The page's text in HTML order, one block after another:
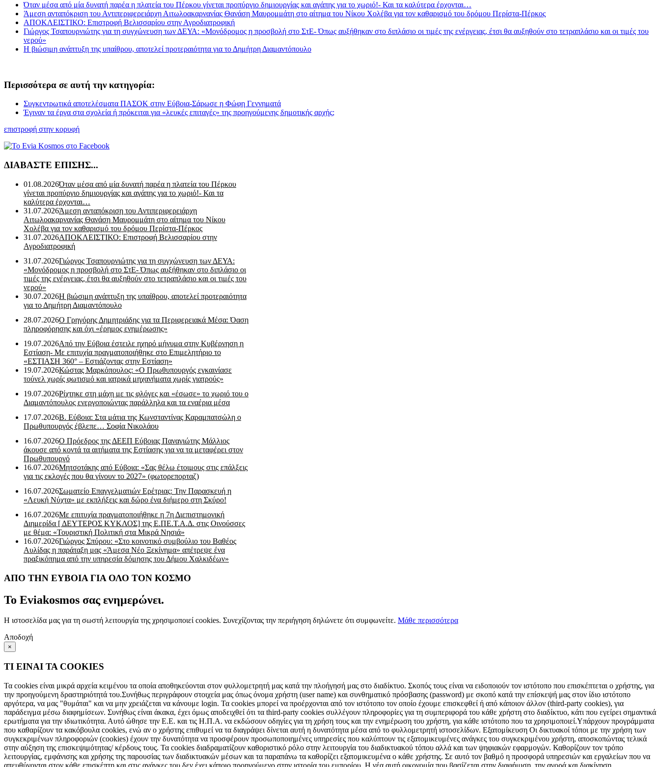
Όταν μέσα από μία δυνατή παρέα η πλατεία του Πέρκου γίνεται προπύργιο δημιουργίας και αγάπης για το χωριό!- Και τα καλύτερα έρχονται…
Άμεση ανταπόκριση του Αντιπεριφερειάρχη Αιτωλοακαρνανίας Θανάση Μαυρομμάτη στο αίτημα του Νίκου Χολέβα για τον καθαρισμό του δρόμου Περίστα-Πέρκος
ΑΠΟΚΛΕΙΣΤΙΚΟ: Επιστροφή Βελισσαρίου στην Αγροδιατροφική
Γιώργος Τσαπουρνιώτης για τη συγχώνευση των ΔΕΥΑ: «Μονόδρομος η προσβολή στο ΣτΕ- Όπως αυξήθηκαν στο διπλάσιο οι τιμές της ενέργειας, έτσι θα αυξηθούν στο τετραπλάσιο και οι τιμές του
νερού»
Η βιώσιμη ανάπτυξη της υπαίθρου, αποτελεί προτεραιότητα για το Δημήτρη Διαμαντόπουλο
Περισσότερα σε αυτή την κατηγορία:
Συγκεντρωτικά αποτελέσματα ΠΑΣΟΚ στην Εύβοια-Σάρωσε η Φώφη Γεννηματά
Έγιναν τα έργα στα σχολεία ή πρόκειται για «λευκές επιταγές» της προηγούμενης δημοτικής αρχής;
επιστροφή στην κορυφή
ΔΙΑΒΑΣΤΕ ΕΠΙΣΗΣ...
01.08.2026Όταν μέσα από μία δυνατή παρέα η πλατεία του Πέρκου
γίνεται προπύργιο δημιουργίας και αγάπης για το χωριό!- Και τα
καλύτερα έρχονται…
31.07.2026Άμεση ανταπόκριση του Αντιπεριφερειάρχη
Αιτωλοακαρνανίας Θανάση Μαυρομμάτη στο αίτημα του Νίκου
Χολέβα για τον καθαρισμό του δρόμου Περίστα-Πέρκος
31.07.2026ΑΠΟΚΛΕΙΣΤΙΚΟ: Επιστροφή Βελισσαρίου στην
Αγροδιατροφική
31.07.2026Γιώργος Τσαπουρνιώτης για τη συγχώνευση των ΔΕΥΑ:
«Μονόδρομος η προσβολή στο ΣτΕ- Όπως αυξήθηκαν στο διπλάσιο οι
τιμές της ενέργειας, έτσι θα αυξηθούν στο τετραπλάσιο και οι τιμές του
νερού»
30.07.2026Η βιώσιμη ανάπτυξη της υπαίθρου, αποτελεί προτεραιότητα
για το Δημήτρη Διαμαντόπουλο
28.07.2026Ο Γρηγόρης Δημητριάδης για τα Περιφερειακά Μέσα: Όαση
πληροφόρησης και όχι «έρημος ενημέρωσης»
19.07.2026Από την Εύβοια έστειλε ηχηρό μήνυμα στην Κυβέρνηση η
Εστίαση- Με επιτυχία πραγματοποιήθηκε στο Επιμελητήριο το
«ΕΣΤΙΑΣΗ 360° – Εστιάζοντας στην Εστίαση»
19.07.2026Κώστας Μαρκόπουλος: «Ο Πρωθυπουργός εγκαινίασε
τούνελ χωρίς φωτισμό και ιατρικά μηχανήματα χωρίς γιατρούς»
19.07.2026Ρίχτηκε στη μάχη με τις φλόγες και «έσωσε» το χωριό του ο
Διαμαντόπουλος ενεργοποιώντας παράλληλα και τα εναέρια μέσα
17.07.2026Β. Εύβοια: Στα μάτια της Κωνσταντίνας Καραμπατσώλη ο
Πρωθυπουργός έβλεπε… Σοφία Νικολάου
16.07.2026Ο Πρόεδρος της ΔΕΕΠ Εύβοιας Παναγιώτης Μάλλιος
άκουσε από κοντά τα αιτήματα της Εστίασης για να τα μεταφέρει στον
Πρωθυπουργό
16.07.2026Μητσοτάκης από Εύβοια: «Σας θέλω έτοιμους στις επάλξεις
για τις εκλογές που θα γίνουν το 2027» (φωτορεπορταζ)
16.07.2026Σωματείο Επαγγελματιών Ερέτριας: Την Παρασκευή η
«Λευκή Νύχτα» με εκπλήξεις και δώρο ένα διήμερο στη Σκύρο!
16.07.2026Με επιτυχία πραγματοποιήθηκε η 7η Διεπιστημονική
Διημερίδα [ ΔEYΤΕΡΟΣ ΚΥΚΛΟΣ] της Ε.ΠΕ.Τ.Α.Δ. στις Οινούσσες
με θέμα: «Τουριστική Πολιτική στα Μικρά Νησιά»
16.07.2026Γιώργος Σπύρου: «Στο κοινοτικό συμβούλιο του Βαθέος
Αυλίδας η παράταξη μας «Άμεσα Νέο Ξεκίνημα» απέτρεψε ένα
πραξικόπημα από την υπηρεσία δόμησης του Δήμου Χαλκιδέων»
ΑΠΟ ΤΗΝ ΕΥΒΟΙΑ ΓΙΑ ΟΛΟ ΤΟΝ ΚΟΣΜΟ
Το Eviakosmos σας ενημερώνει.
Η ιστοσελίδα μας για τη σωστή λειτουργία της χρησιμοποιεί cookies. Συνεχίζοντας την περιήγηση δηλώνετε ότι συμφωνείτε. Μάθε περισσότερα
Αποδοχή
×
ΤΙ ΕΙΝΑΙ ΤΑ COOKIES
Τα cookies είναι μικρά αρχεία κειμένου τα οποία αποθηκεύονται στον φυλλομετρητή μας κατά την πλοήγησή μας στο διαδίκτυο. Σκοπός τους είναι να ειδοποιούν τον ιστότοπο που επισκέπτεται ο χρήστης, για
την προηγούμενη δραστηριότητά του.Συνήθως περιγράφουν στοιχεία μας όπως όνομα χρήστη (user name) και συνθηματικό πρόσβασης (password) με σκοπό κατά την επίσκεψή μας στον ίδιο ιστότοπο
αργότερα, να μας "θυμάται" και να μην χρειάζεται να κάνουμε login. Τα cookies μπορεί να προέρχονται από τον ιστότοπο τον οποίο έχουμε επισκεφθεί ή από κάποιον άλλον (third-party cookies), για
παράδειγμα μέσω διαφημίσεων. Συνήθως είναι άκακα, έχει όμως αποδειχθεί ότι τα third-party cookies συλλέγουν πληροφορίες για τη συμπεριφορά του κάθε χρήστη στο διαδίκτυο, κάτι που εγείρει σημαντικά
ερωτήματα για την ιδιωτικότητα. Αυτό ώθησε την Ε.Ε. και τις Η.Π.Α. να εκδώσουν οδηγίες για τη χρήση τους και την ενημέρωση του χρήστη, για κάθε ιστότοπο που τα χρησιμοποιεί.Υπάρχουν προγράμματα
που καθαρίζουν τα κακόβουλα cookies, ενώ αν ο χρήστης επιθυμεί να τα διαγράψει δίνεται αυτή η δυνατότητα μέσα από το φυλλομετρητή ιστοσελίδων. Εξατομίκευση Οι δικτυακοί τόποι με την χρήση των
συγκεκριμένων πληροφοριών (cookies) έχουν την δυνατότητα να προσφέρουν προσωποποιημένες υπηρεσίες που καλύπτουν τις εξατομικευμένες ανάγκες του συγκεκριμένου χρήστη, αποσκοπώντας τελικά
στην αύξηση της επισκεψιμότητας/ κέρδους τους. Τα cookies διαδραματίζουν καθοριστικό ρόλο στην λειτουργία του διαδικτυακού τόπου αλλά και των ψηφιακών εφαρμογών. Καθορίζουν τον τρόπο
λειτουργίας, εμφάνισης και χρήσης της παρουσίας των διαδικτυακών μέσων και τα παραπάνω τα καθορίζει εξατομικευμένα ο κάθε χρήστης. Σε αυτό τον βαθμό η προσφορά υπηρεσιών και εργαλείων που να
απευθύνονται στον κάθε επισκέπτη και στις ανάγκες του δεν έχει κάποιο προηγούμενο στην ιστορία του εμπορίου. Η νέα αυτή οικονομία που βασίζεται στην διαφήμιση, την αγορά και διακίνηση